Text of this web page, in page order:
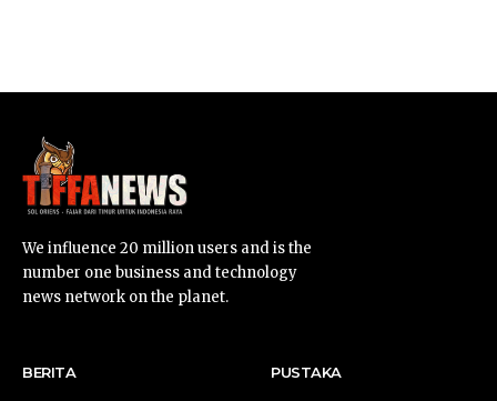
We influence 20 million users and is the
number one business and technology
news network on the planet.
BERITA
PUSTAKA